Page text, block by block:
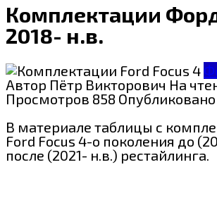
Комплектации
2018- н.в.
Автор Пётр Викторович На
Просмотров 858 Опубликовано
В материале таблицы с
Ford Focus 4-о поколения до
после (2021- н.в.) рестайлинга.